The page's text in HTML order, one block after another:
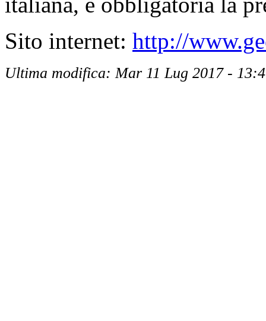
Sito internet: http://
Ultima modifica: Mar 11 Lug 2017 -